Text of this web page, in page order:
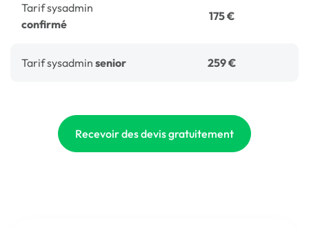
Tarif sysadmin
confirmé
175 €
Tarif sysadmin senior 259 €
Recevoir des devis gratuitement